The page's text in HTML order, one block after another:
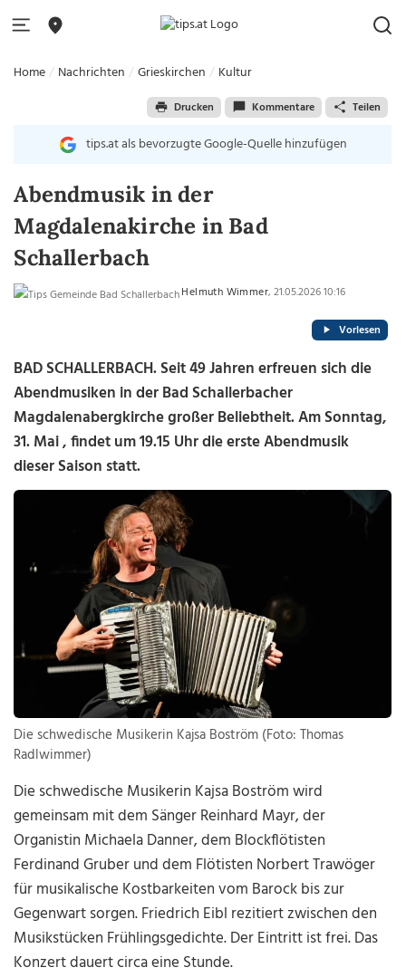
Home Nachrichten Grieskirchen Kultur
Drucken Kommentare Teilen
tips.at als bevorzugte Google-Quelle hinzufügen
Abendmusik in der
Magdalenakirche in Bad
Schallerbach
Helmuth Wimmer, 21.05.2026 10:16
Vorlesen
BAD SCHALLERBACH. Seit 49 Jahren erfreuen sich die
Abendmusiken in der Bad Schallerbacher
Magdalenabergkirche großer Beliebtheit. Am Sonntag,
31. Mai , findet um 19.15 Uhr die erste Abendmusik
dieser Saison statt.
Die schwedische Musikerin Kajsa Boström (Foto: Thomas
Radlwimmer)
Die schwedische Musikerin Kajsa Boström wird
gemeinsam mit dem Sänger Reinhard Mayr, der
Organistin Michaela Danner, dem Blockflötisten
Ferdinand Gruber und dem Flötisten Norbert Trawöger
für musikalische Kostbarkeiten vom Barock bis zur
Gegenwart sorgen. Friedrich Eibl rezitiert zwischen den
Musikstücken Frühlingsgedichte. Der Eintritt ist frei. Das
Konzert dauert circa eine Stunde.